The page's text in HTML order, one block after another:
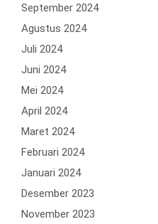
September 2024
Agustus 2024
Juli 2024
Juni 2024
Mei 2024
April 2024
Maret 2024
Februari 2024
Januari 2024
Desember 2023
November 2023